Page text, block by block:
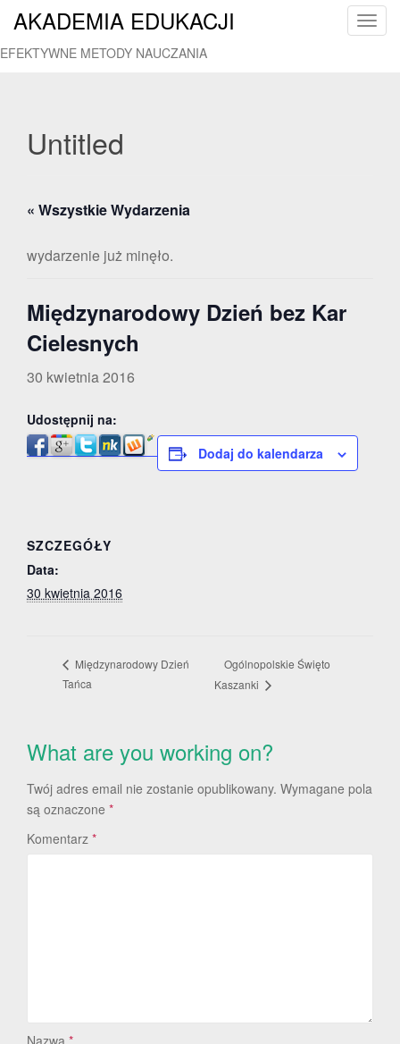
T
AKADEMIA EDUKACJI
EFEKTYWNE METODY NAUCZANIA
Untitled
« Wszystkie Wydarzenia
wydarzenie już minęło.
Międzynarodowy Dzień bez Kar
Cielesnych
30 kwietnia 2016
Udostępnij na:
Dodaj do kalendarza
SZCZEGÓŁY
Data:
30 kwietnia 2016
Międzynarodowy Dzień
Tańca
Ogólnopolskie Święto
Kaszanki
What are you working on?
Twój adres email nie zostanie opublikowany. Wymagane pola
są oznaczone *
Komentarz *